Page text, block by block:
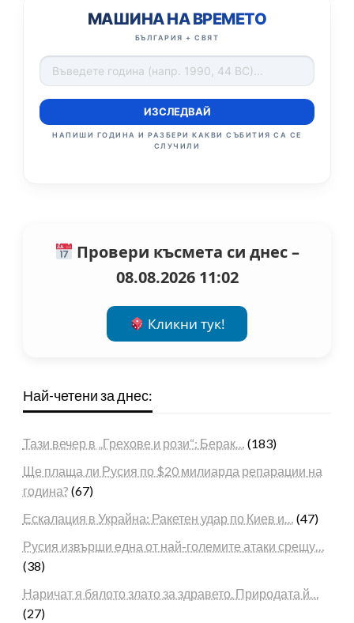
МАШИНА НА ВРЕМЕТО
БЪЛГАРИЯ + СВЯТ
ИЗСЛЕДВАЙ
НАПИШИ ГОДИНА И РАЗБЕРИ КАКВИ СЪБИТИЯ СА СЕ
СЛУЧИЛИ
Провери късмета си днес –
08.08.2026 11:02
Кликни тук!
Най-четени за днес:
Тази вечер в „Грехове и рози“: Берак… (183)
Ще плаща ли Русия по $20 милиарда репарации на
година? (67)
Ескалация в Украйна: Ракетен удар по Киев и… (47)
Русия извърши една от най-големите атаки срещу…
(38)
Наричат я бялото злато за здравето. Природата й…
(27)